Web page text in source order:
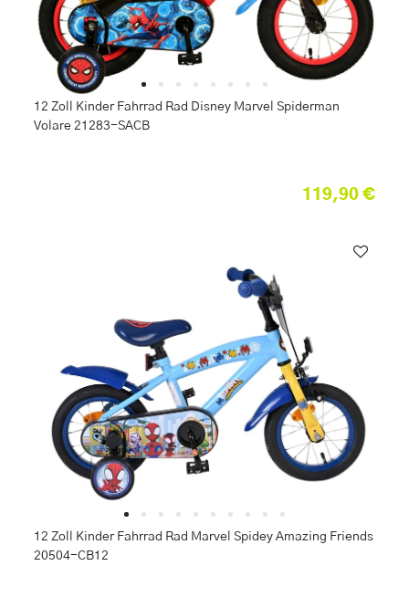
12 Zoll Kinder Fahrrad Rad Disney Marvel Spiderman
Volare 21283-SACB
119,90 €
12 Zoll Kinder Fahrrad Rad Marvel Spidey Amazing Friends
20504-CB12